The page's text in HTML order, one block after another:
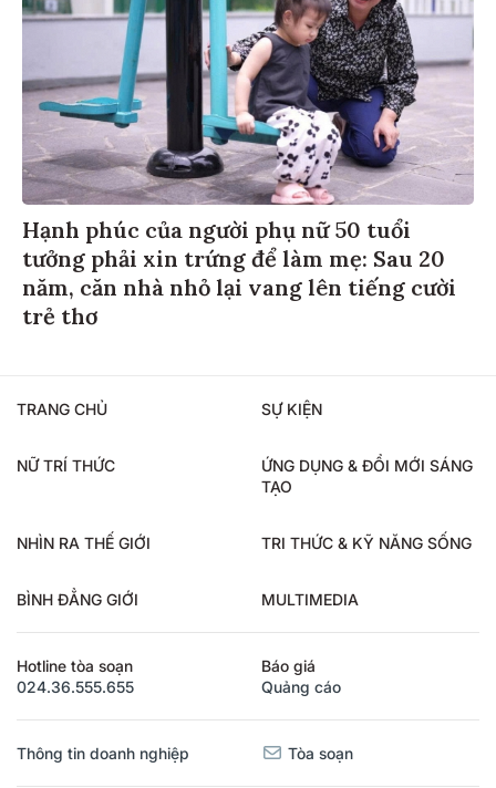
Hạnh phúc của người phụ nữ 50 tuổi
tưởng phải xin trứng để làm mẹ: Sau 20
năm, căn nhà nhỏ lại vang lên tiếng cười
trẻ thơ
TRANG CHỦ SỰ KIỆN
NỮ TRÍ THỨC
ỨNG DỤNG & ĐỔI MỚI SÁNG
TẠO
NHÌN RA THẾ GIỚI TRI THỨC & KỸ NĂNG SỐNG
BÌNH ĐẲNG GIỚI MULTIMEDIA
Hotline tòa soạn
024.36.555.655
Báo giá
Quảng cáo
Thông tin doanh nghiệp Tòa soạn